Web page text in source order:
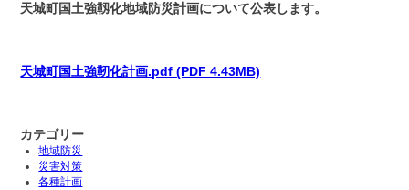
天城町国土強靱化地域防災計画について公表します。
天城町国土強靭化計画.pdf (PDF 4.43MB)
カテゴリー
地域防災
災害対策
各種計画